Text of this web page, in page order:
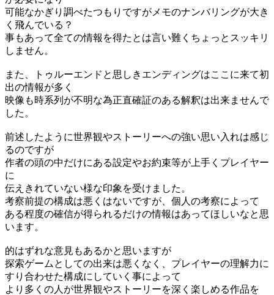
可能なかぎり調べたつもりですがメモのナンバリングが大き
く飛んでいる？
事もあって全ての情報を得たとは言い難くちょっとスッキリ
しません。
また、トゥルーエンドと思しきエンディングはここに来て初
出の情報が多く
映像も時系列が不明な為正直確証のある解釈は出来ませんで
した。
前述したように世界観やストーリーへの強い思い入れは感じ
るのですが
作者の頭の中だけにある設定やお約束等が上手くプレイヤー
に
伝えきれていない様な印象を受けました。
考察前提の構成は悪くはないですが、個人の考察によって
ある程度の確信が得られるだけの情報はあってほしいなと思
います。
的はずれな意見もあるかと思いますが
探索ゲームとしての出来は悪くなく、プレイヤーの理解力に
すり合わせた構成にしていく事によって
より多くの人が世界観やストーリーを深く楽しめる作品を